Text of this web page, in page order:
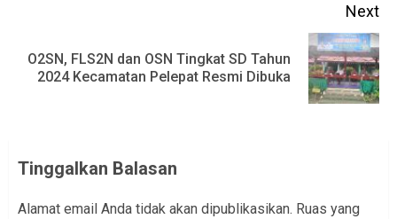
Next
Next
post:
O2SN, FLS2N dan OSN Tingkat SD Tahun
2024 Kecamatan Pelepat Resmi Dibuka
Tinggalkan Balasan
Alamat email Anda tidak akan dipublikasikan. Ruas yang